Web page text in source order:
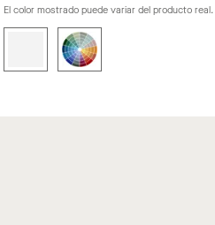
El color mostrado puede variar del producto real.